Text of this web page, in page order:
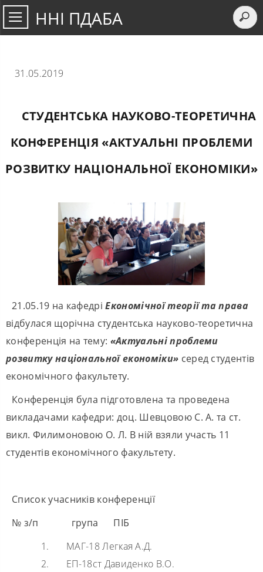
ННІ ПДАБА
31.05.2019
СТУДЕНТСЬКА НАУКОВО-ТЕОРЕТИЧНА
КОНФЕРЕНЦІЯ «АКТУАЛЬНІ ПРОБЛЕМИ
РОЗВИТКУ НАЦІОНАЛЬНОЇ ЕКОНОМІКИ»
21.05.19 на кафедріЕкономічної теорії та права
відбулася щорічна студентська науково-теоретична
конференція на тему: «Актуальні проблеми
розвитку національної економіки» серед студентів
економічного факультету.
Конференція була підготовлена та проведена
викладачами кафедри: доц. Шевцовою С. А. та ст.
викл. Филимоновою О. Л. В ній взяли участь 11
студентів економічного факультету.
Список учасників конференції
№ з/п група ПІБ
МАГ-18 Легкая А.Д.
ЕП-18ст Давиденко В.О.